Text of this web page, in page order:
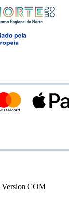
Version COM